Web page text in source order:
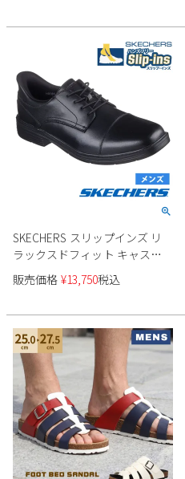
SKECHERS スリップインズ リ
ラックスドフィット キャスウ
ェル - カプリン 205486 メンズ
販売価格 ¥13,750税込